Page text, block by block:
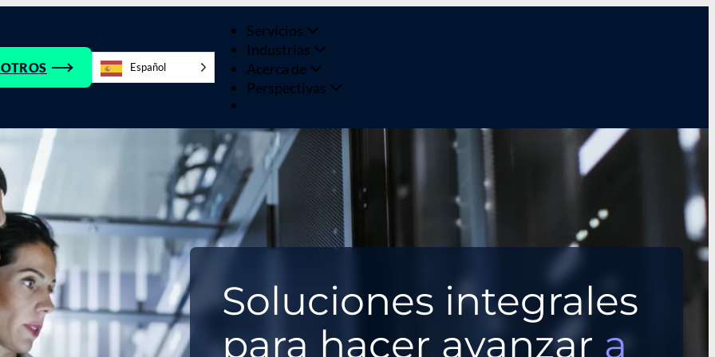
Español
Servicios
Industrias
Acerca de
Perspectivas
Soluciones integrales
para hacer avanzar a